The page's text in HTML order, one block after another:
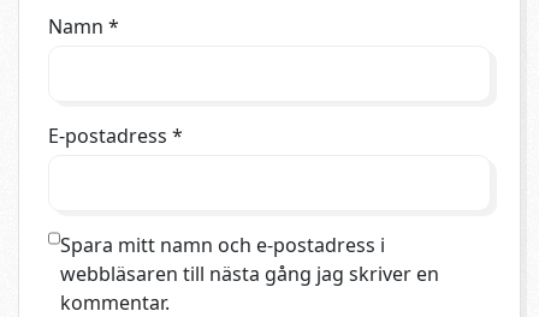
Namn *
E-postadress *
Spara mitt namn och e-postadress i
webbläsaren till nästa gång jag skriver en
kommentar.